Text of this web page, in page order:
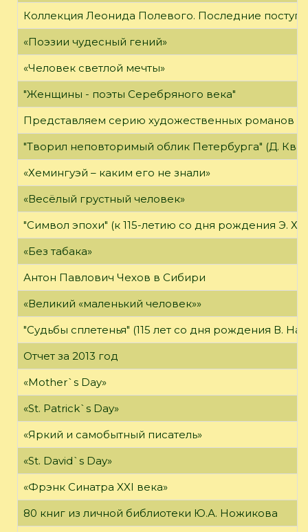
Коллекция Леонида Полевого. Последние
«Поэзии чудесный гений»
«Человек светлой мечты»
"Женщины - поэты Серебряного века"
Представляем серию художественных романов
"Творил неповторимый облик Петербурга" (Д.
«Хемингуэй – каким его не знали»
«Весёлый грустный человек»
"Символ эпохи" (к 115-летию со дня рождения Э.
«Без табака»
Антон Павлович Чехов в Сибири
«Великий «маленький человек»»
"Судьбы сплетенья" (115 лет со дня рождения В.
Отчет за 2013 год
«Mother`s Day»
«St. Patrick`s Day»
«Яркий и самобытный писатель»
«St. David`s Day»
«Фрэнк Синатра XXI века»
80 книг из личной библиотеки Ю.А. Ножикова